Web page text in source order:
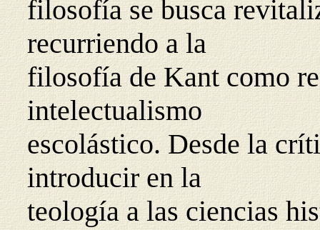
filosofía se busca
recurriendo a la
filosofía de Kant como
intelectualismo
escolástico. Desde la
introducir en la
teología a las ciencias